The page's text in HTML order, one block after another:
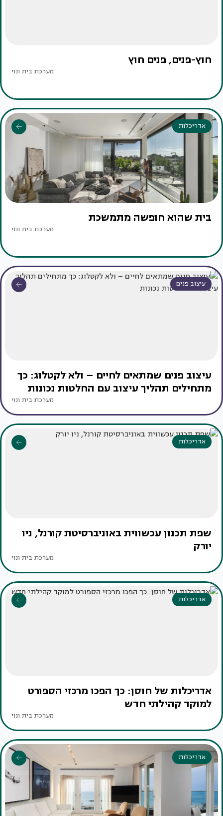
חוץ-פנים, פנים חוץ
מערכת בית ונוי
אדריכלות
בית שהוא חופשה מתמשכת
מערכת בית ונוי
עיצוב פנים
עיצוב פנים שמתאים לחיים – ולא לקטלוג: כך
מתחילים תהליך עיצוב עם החלטות נכונות
מערכת בית ונוי
אדריכלות
שפת תכנון עכשווית באוניברסיטת קורנל, ניו
יורק
מערכת בית ונוי
אדריכלות
אדריכלות של חוסן: כך הפכו מרכזי הספורט
למוקד קהילתי חדש
מערכת בית ונוי
אדריכלות